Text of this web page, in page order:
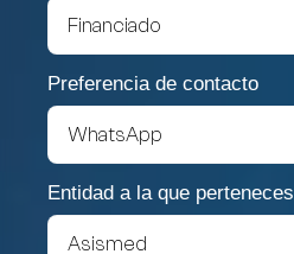
Preferencia de contacto
Entidad a la que perteneces